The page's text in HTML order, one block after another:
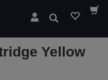
Hledat
Yellow